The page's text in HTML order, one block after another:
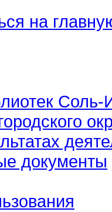
на
Соль-
документы